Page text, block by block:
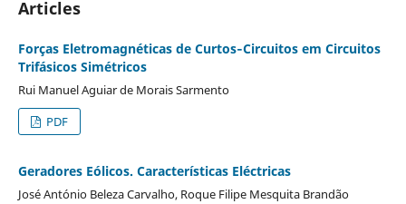
Articles
Forças Eletromagnéticas de Curtos‐Circuitos em Circuitos
Trifásicos Simétricos
Rui Manuel Aguiar de Morais Sarmento
PDF
Geradores Eólicos. Características Eléctricas
José António Beleza Carvalho, Roque Filipe Mesquita Brandão